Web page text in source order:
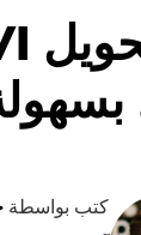
كتب بواسطة